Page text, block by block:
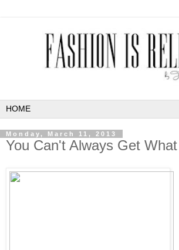
Monday, March 11, 2013
You Can't Always Get